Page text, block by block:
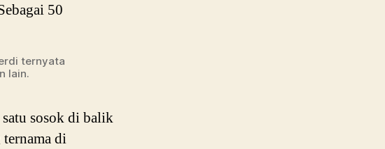
ternyata
lain.
sosok di balik
ternama di